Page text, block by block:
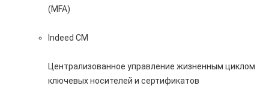
(MFA)
Indeed CM
Централизованное управление жизненным циклом
ключевых носителей и сертификатов